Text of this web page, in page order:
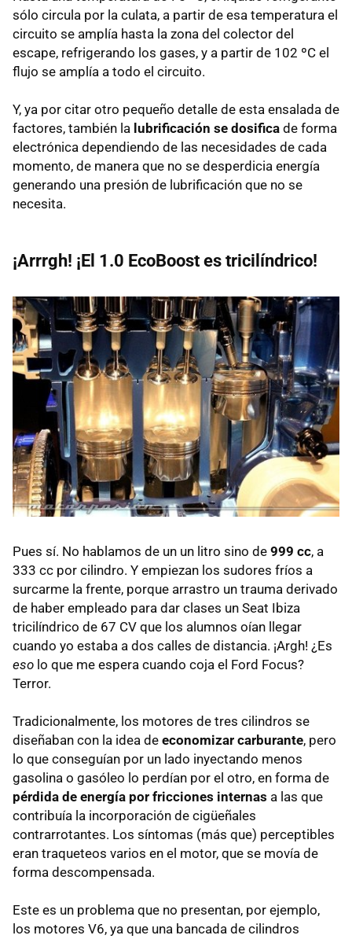
sólo circula por la culata, a partir de esa temperatura el
circuito se amplía hasta la zona del colector del
escape, refrigerando los gases, y a partir de 102 ºC el
flujo se amplía a todo el circuito.
Y, ya por citar otro pequeño detalle de esta ensalada de
factores, también la lubrificación se dosifica de forma
electrónica dependiendo de las necesidades de cada
momento, de manera que no se desperdicia energía
generando una presión de lubrificación que no se
necesita.
¡Arrrgh! ¡El 1.0 EcoBoost es tricilíndrico!
Pues sí. No hablamos de un un litro sino de 999 cc, a
333 cc por cilindro. Y empiezan los sudores fríos a
surcarme la frente, porque arrastro un trauma derivado
de haber empleado para dar clases un Seat Ibiza
tricilíndrico de 67 CV que los alumnos oían llegar
cuando yo estaba a dos calles de distancia. ¡Argh! ¿Es
eso lo que me espera cuando coja el Ford Focus?
Terror.
Tradicionalmente, los motores de tres cilindros se
diseñaban con la idea de economizar carburante, pero
lo que conseguían por un lado inyectando menos
gasolina o gasóleo lo perdían por el otro, en forma de
pérdida de energía por fricciones internas a las que
contribuía la incorporación de cigüeñales
contrarrotantes. Los síntomas (más que) perceptibles
eran traqueteos varios en el motor, que se movía de
forma descompensada.
Este es un problema que no presentan, por ejemplo,
los motores V6, ya que una bancada de cilindros